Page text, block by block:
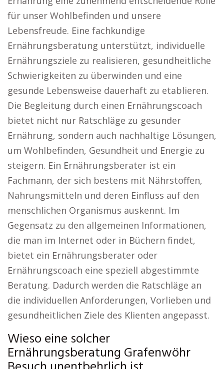
für unser Wohlbefinden und unsere
Lebensfreude. Eine fachkundige
Ernährungsberatung unterstützt, individuelle
Ernährungsziele zu realisieren, gesundheitliche
Schwierigkeiten zu überwinden und eine
gesunde Lebensweise dauerhaft zu etablieren.
Die Begleitung durch einen Ernährungscoach
bietet nicht nur Ratschläge zu gesunder
Ernährung, sondern auch nachhaltige Lösungen,
um Wohlbefinden, Gesundheit und Energie zu
steigern. Ein Ernährungsberater ist ein
Fachmann, der sich bestens mit Nährstoffen,
Nahrungsmitteln und deren Einfluss auf den
menschlichen Organismus auskennt. Im
Gegensatz zu den allgemeinen Informationen,
die man im Internet oder in Büchern findet,
bietet ein Ernährungsberater oder
Ernährungscoach eine speziell abgestimmte
Beratung. Dadurch werden die Ratschläge an
die individuellen Anforderungen, Vorlieben und
gesundheitlichen Ziele des Klienten angepasst.
Wieso eine solcher
Ernährungsberatung Grafenwöhr